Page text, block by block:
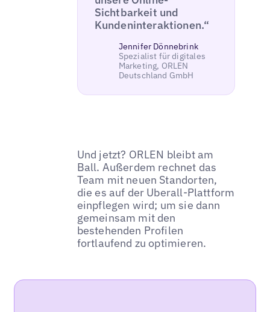
Sichtbarkeit und
Kundeninteraktionen.“
Jennifer Dönnebrink
Spezialist für digitales
Marketing, ORLEN
Deutschland GmbH
Und jetzt? ORLEN bleibt am
Ball. Außerdem rechnet das
Team mit neuen Standorten,
die es auf der Uberall-Plattform
einpflegen wird; um sie dann
gemeinsam mit den
bestehenden Profilen
fortlaufend zu optimieren.